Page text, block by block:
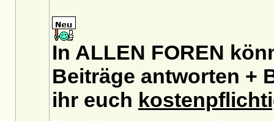
In ALLEN FOREN
Beiträge antworten +
ihr euch